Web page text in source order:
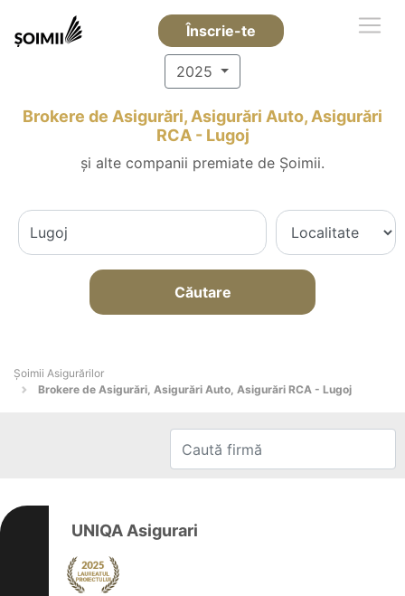
Înscrie-te
2025
Brokere de Asigurări, Asigurări Auto, Asigurări
RCA - Lugoj
și alte companii premiate de Șoimii.
Căutare
Șoimii Asigurărilor
Brokere de Asigurări, Asigurări Auto, Asigurări RCA - Lugoj
UNIQA Asigurari